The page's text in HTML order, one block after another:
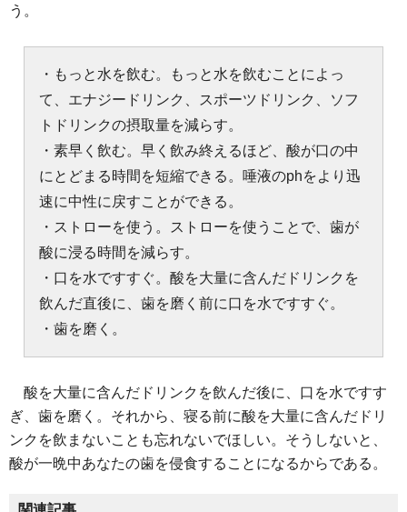
う。
・もっと水を飲む。もっと水を飲むことによっ
て、エナジードリンク、スポーツドリンク、ソフ
トドリンクの摂取量を減らす。
・素早く飲む。早く飲み終えるほど、酸が口の中
にとどまる時間を短縮できる。唾液のphをより迅
速に中性に戻すことができる。
・ストローを使う。ストローを使うことで、歯が
酸に浸る時間を減らす。
・口を水ですすぐ。酸を大量に含んだドリンクを
飲んだ直後に、歯を磨く前に口を水ですすぐ。
・歯を磨く。
酸を大量に含んだドリンクを飲んだ後に、口を水ですす
ぎ、歯を磨く。それから、寝る前に酸を大量に含んだドリ
ンクを飲まないことも忘れないでほしい。そうしないと、
酸が一晩中あなたの歯を侵食することになるからである。